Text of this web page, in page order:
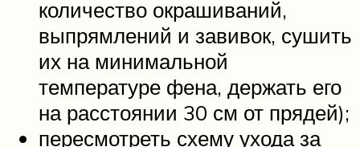
количество окрашиваний,
выпрямлений и завивок, сушить
их на минимальной
температуре фена, держать его
на расстоянии 30 см от прядей);
пересмотреть схему ухода за